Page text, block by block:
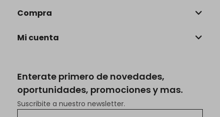
Enterate primero de novedades,
oportunidades, promociones y mas.
Suscribite a nuestro newsletter.
Compra
Mi cuenta